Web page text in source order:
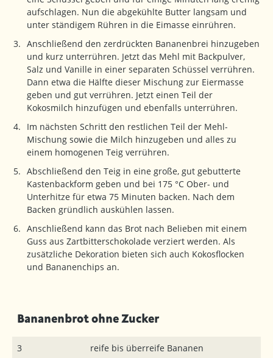
Bananenbrot ohne Zucker
3
reife bis überreife Bananen
aufschlagen. Nun die abgekühlte Butter langsam und
unter ständigem Rühren in die Eimasse einrühren.
Anschließend den zerdrückten Bananenbrei hinzugeben
und kurz unterrühren. Jetzt das Mehl mit Backpulver,
Salz und Vanille in einer separaten Schüssel verrühren.
Dann etwa die Hälfte dieser Mischung zur Eiermasse
geben und gut verrühren. Jetzt einen Teil der
Kokosmilch hinzufügen und ebenfalls unterrühren.
Im nächsten Schritt den restlichen Teil der Mehl-
Mischung sowie die Milch hinzugeben und alles zu
einem homogenen Teig verrühren.
Abschließend den Teig in eine große, gut gebutterte
Kastenbackform geben und bei 175 °C Ober- und
Unterhitze für etwa 75 Minuten backen. Nach dem
Backen gründlich auskühlen lassen.
Anschließend kann das Brot nach Belieben mit einem
Guss aus Zartbitterschokolade verziert werden. Als
zusätzliche Dekoration bieten sich auch Kokosflocken
und Bananenchips an.